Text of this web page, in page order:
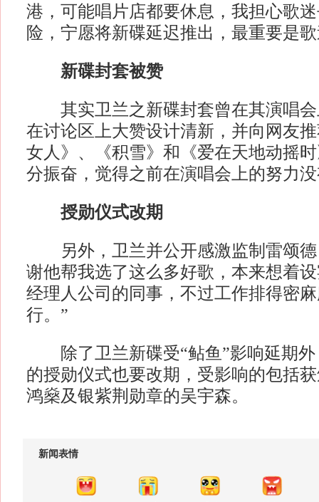
港，可能唱片店都要休息，我担心歌
险，宁愿将新碟延迟推出，最重要是
新碟封套被赞
其实卫兰之新碟封套曾在其演唱会
在讨论区上大赞设计清新，并向网友
女人》、《积雪》和《爱在天地动摇
分振奋，觉得之前在演唱会上的努力
授勋仪式改期
另外，卫兰并公开感激监制雷颂德
谢他帮我选了这么多好歌，本来想着
经理人公司的同事，不过工作排得密
行。”
除了卫兰新碟受“鲇鱼”影响延期外
的授勋仪式也要改期，受影响的包括
鸿燊及银紫荆勋章的吴宇森。
新闻表情